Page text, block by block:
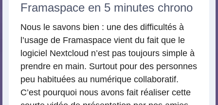
Framaspace en 5 minutes chrono
Nous le savons bien : une des difficultés à
l’usage de Framaspace vient du fait que le
logiciel Nextcloud n’est pas toujours simple à
prendre en main. Surtout pour des personnes
peu habituées au numérique collaboratif.
C’est pourquoi nous avons fait réaliser cette